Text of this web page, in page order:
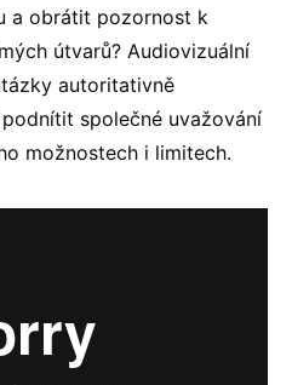
a obrátit pozornost k
útvarů? Audiovizuální
autoritativně
společné uvažování
možnostech i limitech.